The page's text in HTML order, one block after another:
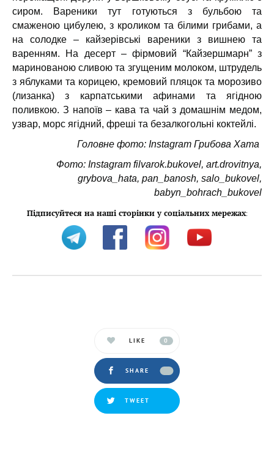
сиром. Вареники тут готуються з бульбою та
смаженою цибулею, з кроликом та білими грибами, а
на солодке – кайзерівські вареники з вишнею та
варенням. На десерт – фірмовий “Кайзершмарн” з
маринованою сливою та згущеним молоком, штрудель
з яблуками та корицею, кремовий пляцок та морозиво
(лизанка) з карпатськими афинами та ягідною
поливкою. З напоїв – кава та чай з домашнім медом,
узвар, морс ягідний, фреші та безалкогольні коктейлі.
Головне фото: Instagram Грибова Хата
Фото: Instagram filvarok.bukovel, art.drovitnya,
grybova_hata, pan_banosh, salo_bukovel,
babyn_bohrach_bukovel
Підписуйтеся на наші сторінки у соціальних мережах:
LIKE 0
SHARE
TWEET